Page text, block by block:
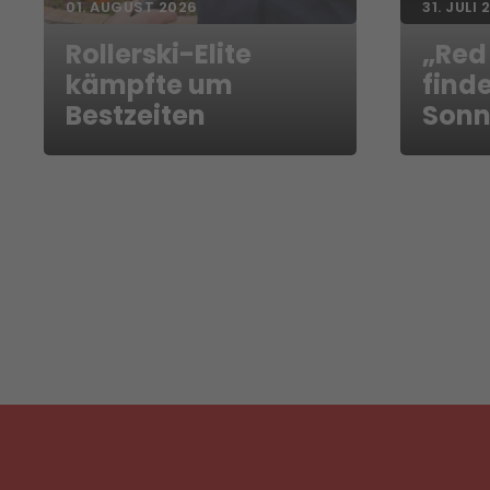
01. AUGUST 2026
Rollerski-Elite
kämpfte um
Bestzeiten
31. JULI